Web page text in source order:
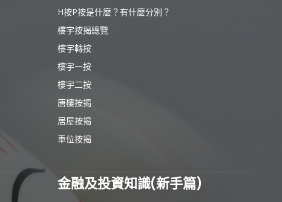
H按P按是什麼？有什麼分別？
樓宇按揭總覽
樓宇轉按
樓宇一按
樓宇二按
唐樓按揭
居屋按揭
車位按揭
金融及投資知識(新手篇)